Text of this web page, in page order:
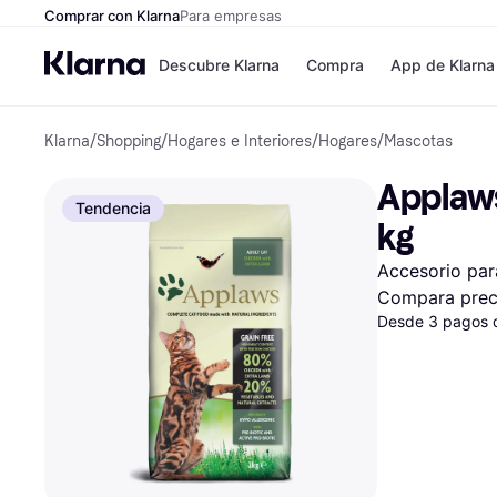
Comprar con KlarnaPara empresas
Descubre Klarna
Formas de pago
Paga ahora
Paga en 3 plazos
Paga en 30 días
Financiación
Klarna en Apple
Compra
Tiendas
Shein
Zalando
Zara
JD Sports
App de Klarna
Klarna/Shopping/Hogares e Interiores/Hogares/Mascotas
Tendencia
kg
Accesorio
Compara
Desde 3 pagos